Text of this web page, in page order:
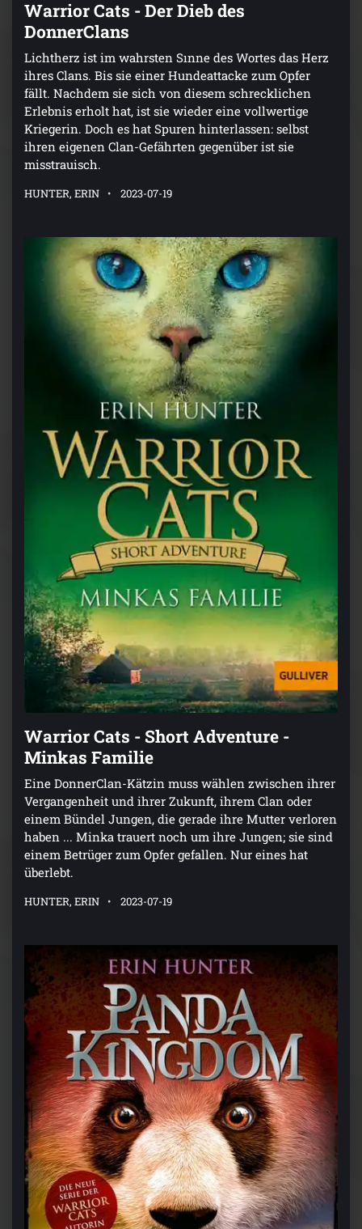
Warrior Cats - Der Dieb des
DonnerClans
Lichtherz ist im wahrsten Sınne des Wortes das Herz
ihres Clans. Bis sie einer Hundeattacke zum Opfer
fällt. Nachdem sie sich von diesem schrecklichen
Erlebnis erholt hat, ist sie wieder eine vollwertige
Kriegerin. Doch es hat Spuren hinterlassen: selbst
ihren eigenen Clan-Gefährten gegenüber ist sie
misstrauisch.
HUNTER, ERIN 2023-07-19
Warrior Cats - Short Adventure -
Minkas Familie
Eine DonnerClan-Kätzin muss wählen zwischen ihrer
Vergangenheit und ihrer Zukunft, ihrem Clan oder
einem Bündel Jungen, die gerade ihre Mutter verloren
haben ... Minka trauert noch um ihre Jungen; sie sind
einem Betrüger zum Opfer gefallen. Nur eines hat
überlebt.
HUNTER, ERIN 2023-07-19